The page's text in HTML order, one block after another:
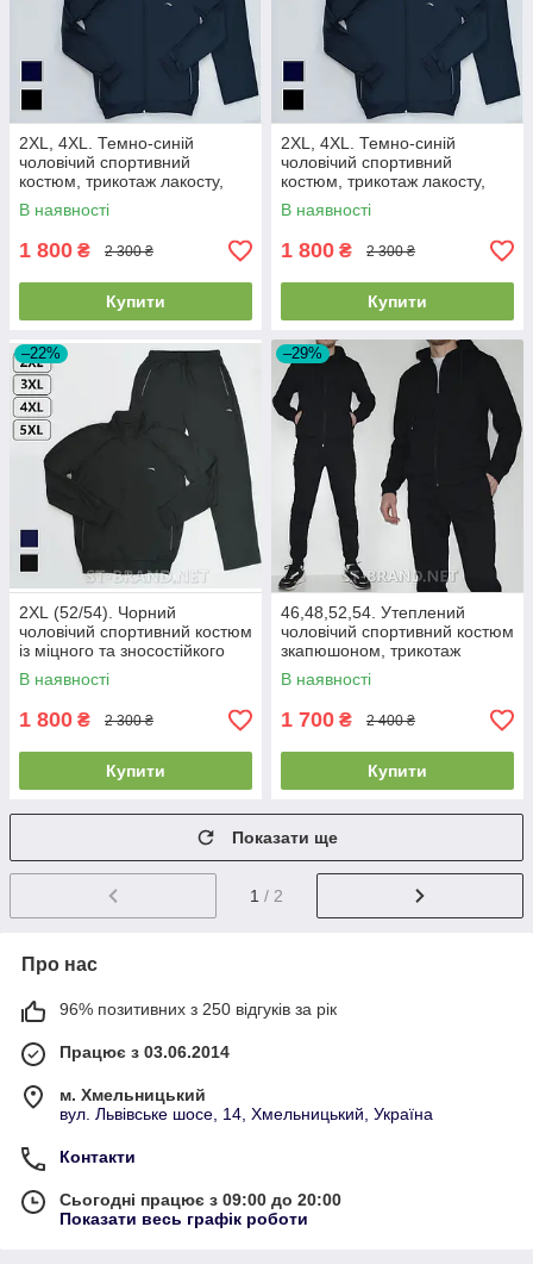
2XL, 4XL. Темно-синій
чоловічий спортивний
костюм, трикотаж лакосту,
весна-осінь 52/54
В наявності
1 800 ₴ 2 300 ₴
Купити
2XL, 4XL. Темно-синій
чоловічий спортивний
костюм, трикотаж лакосту,
весна-осінь 56/58
В наявності
1 800 ₴ 2 300 ₴
Купити
–22%
2XL (52/54). Чорний
чоловічий спортивний костюм
із міцного та зносостійкого
трикотажу лакосту 52/54
В наявності
1 800 ₴ 2 300 ₴
Купити
–29%
46,48,52,54. Утеплений
чоловічий спортивний костюм
зкапюшоном, трикотаж
трьохнитка - чорний 46
В наявності
1 700 ₴ 2 400 ₴
Купити
Показати ще
1 / 2
Про нас
96% позитивних з 250 відгуків за рік
Працює з 03.06.2014
м. Хмельницький
вул. Львівське шосе, 14, Хмельницький, Україна
Контакти
Сьогодні працює з 09:00 до 20:00
Показати весь графік роботи